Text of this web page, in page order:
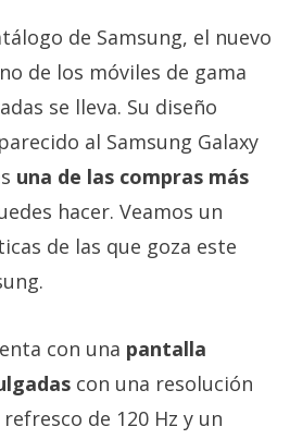
de Samsung, el nuevo
de los móviles de gama
se lleva. Su diseño
al Samsung Galaxy
una de las compras más
hacer. Veamos un
de las que goza este
con una pantalla
con una resolución
de 120 Hz y un